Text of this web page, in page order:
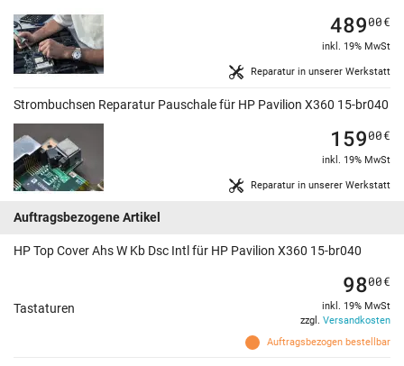
Reparatur in unserer Werkstatt
48900€
inkl. 19% MwSt
Strombuchsen Reparatur Pauschale für HP Pavilion X360 15-br040
Reparatur in unserer Werkstatt
15900€
inkl. 19% MwSt
Auftragsbezogene Artikel
HP Top Cover Ahs W Kb Dsc Intl für HP Pavilion X360 15-br040
Tastaturen
Auftragsbezogen bestellbar
9800€
inkl. 19% MwSt
zzgl. Versandkosten